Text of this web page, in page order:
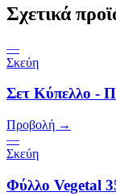
Σχετικά
—
Σκεύη
Σετ Κύπελλο -
Προβολή →
—
Σκεύη
Φύλλο Vegetal